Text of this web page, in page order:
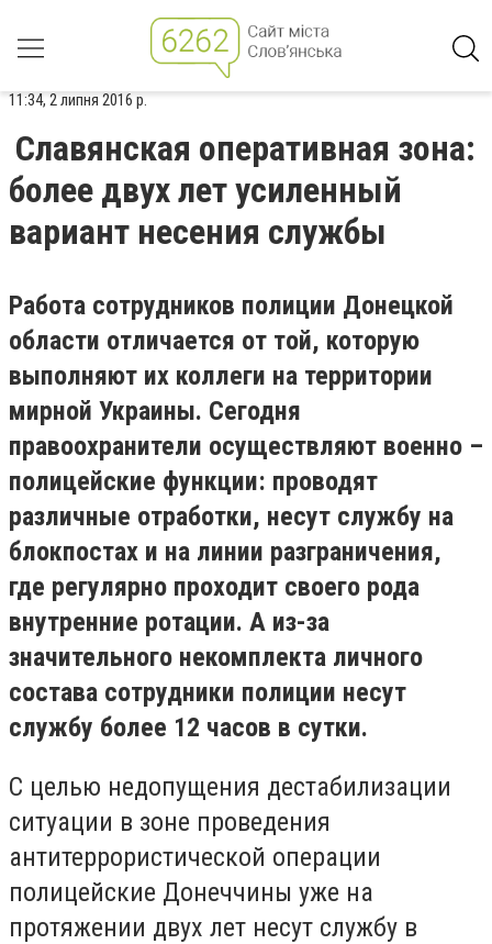
11:34, 2 липня 2016 р.
Славянская оперативная зона:
более двух лет усиленный
вариант несения службы
Работа сотрудников полиции Донецкой
области отличается от той, которую
выполняют их коллеги на территории
мирной Украины. Сегодня
правоохранители осуществляют военно –
полицейские функции: проводят
различные отработки, несут службу на
блокпостах и на линии разграничения,
где регулярно проходит своего рода
внутренние ротации. А из-за
значительного некомплекта личного
состава сотрудники полиции несут
службу более 12 часов в сутки.
С целью недопущения дестабилизации
ситуации в зоне проведения
антитеррористической операции
полицейские Донеччины уже на
протяжении двух лет несут службу в